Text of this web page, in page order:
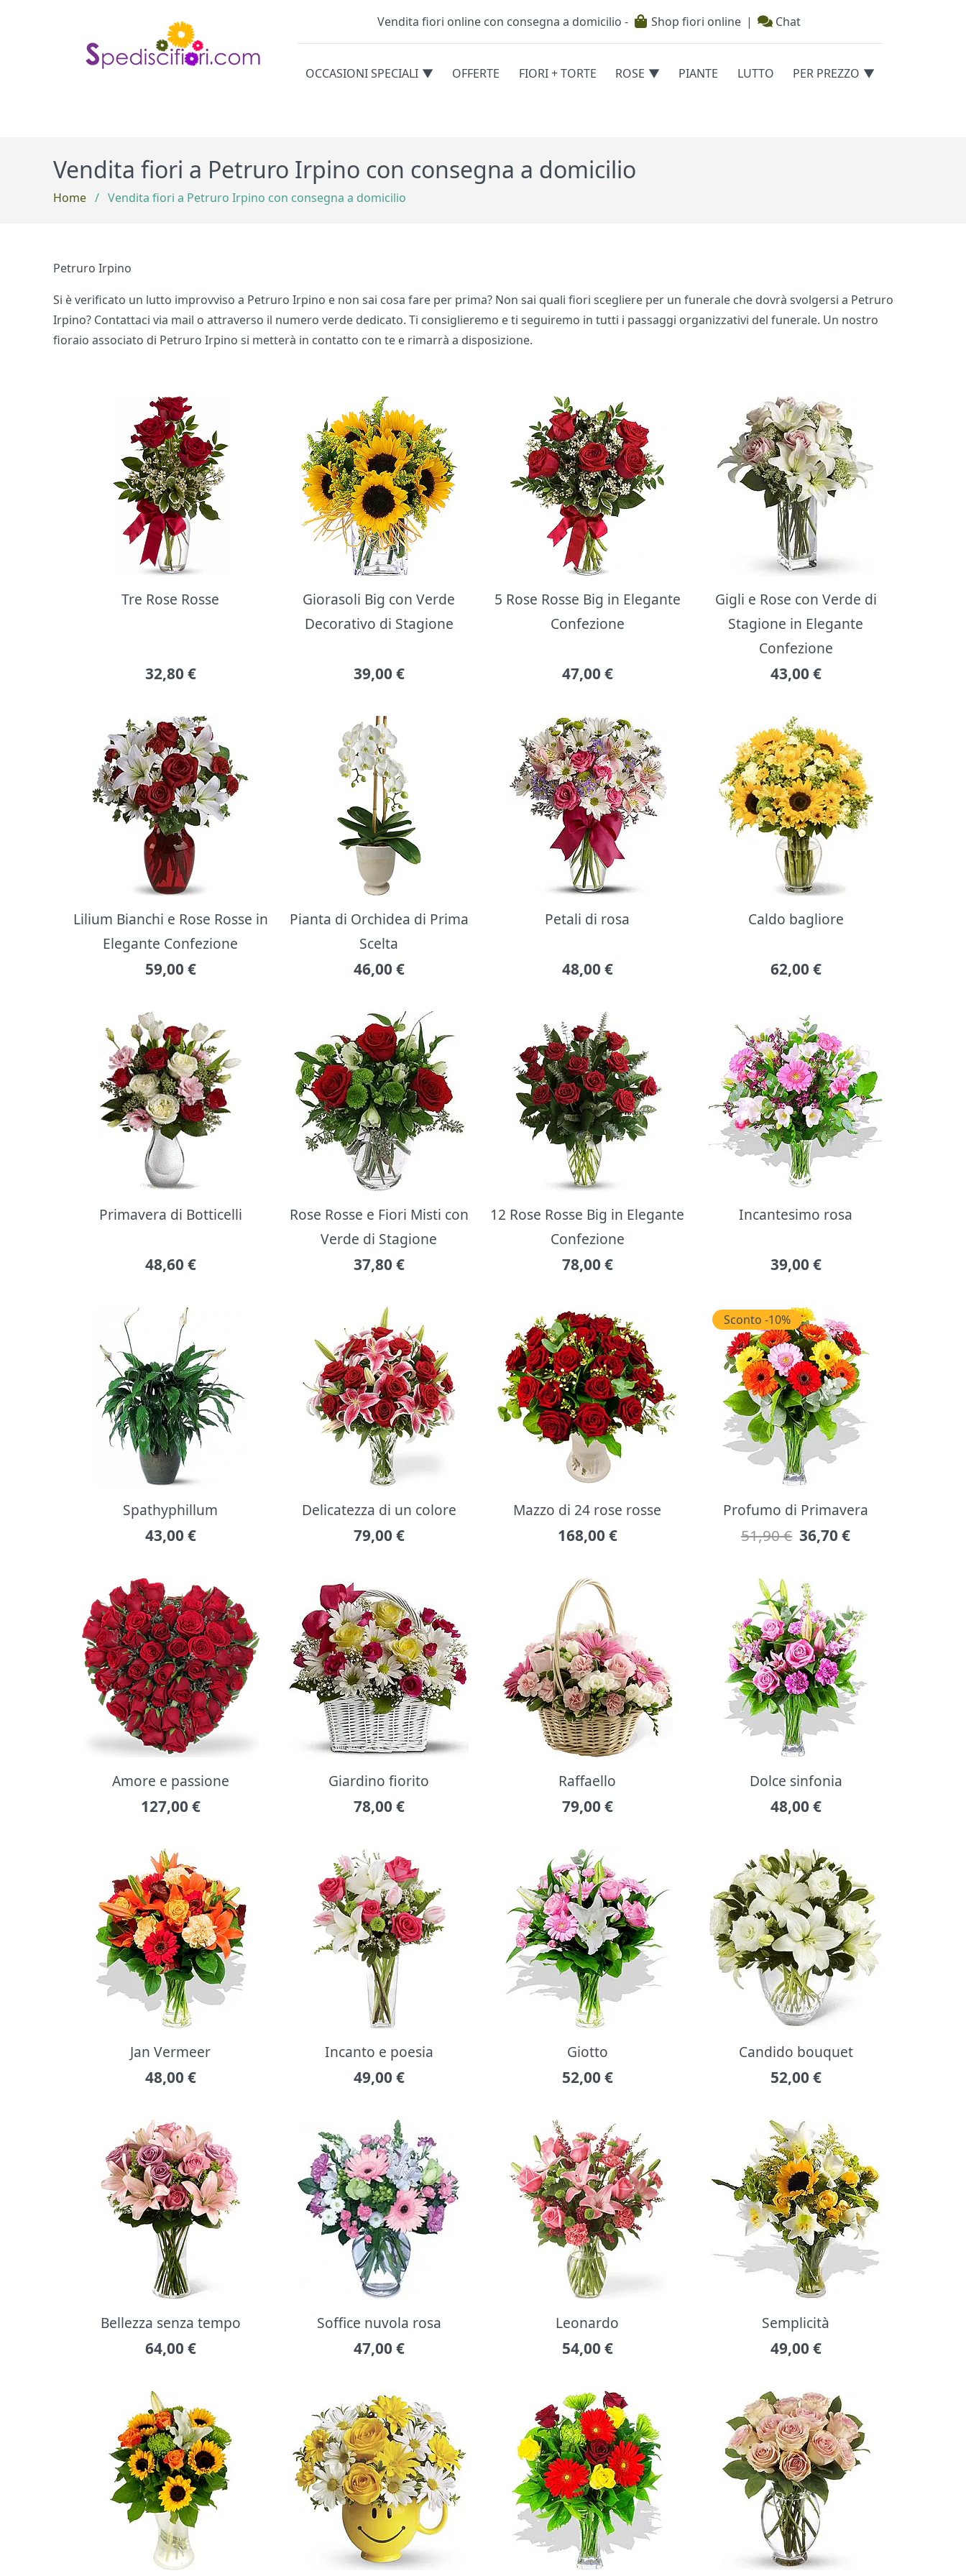
Testata
Vendita fiori online con consegna a domicilio - Shop fiori online | Chat
Categorie
OCCASIONI SPECIALI OFFERTE FIORI + TORTE ROSE PIANTE LUTTO PER PREZZO
Vendita fiori a Petruro Irpino con consegna a domicilio
Home / Vendita fiori a Petruro Irpino con consegna a domicilio
Petruro Irpino
Si è verificato un lutto improvviso a Petruro Irpino e non sai cosa fare per prima? Non sai quali fiori scegliere per un funerale che dovrà svolgersi a Petruro
Irpino? Contattaci via mail o attraverso il numero verde dedicato. Ti consiglieremo e ti seguiremo in tutti i passaggi organizzativi del funerale. Un nostro
fioraio associato di Petruro Irpino si metterà in contatto con te e rimarrà a disposizione.
Bouquet di fiori
Tre Rose Rosse
32,80 €
Giorasoli Big con Verde
Decorativo di Stagione
39,00 €
5 Rose Rosse Big in Elegante
Confezione
47,00 €
Gigli e Rose con Verde di
Stagione in Elegante
Confezione
43,00 €
Lilium Bianchi e Rose Rosse in
Elegante Confezione
59,00 €
Pianta di Orchidea di Prima
Scelta
46,00 €
Petali di rosa
48,00 €
Caldo bagliore
62,00 €
Primavera di Botticelli
48,60 €
Rose Rosse e Fiori Misti con
Verde di Stagione
37,80 €
12 Rose Rosse Big in Elegante
Confezione
78,00 €
Incantesimo rosa
39,00 €
Spathyphillum
43,00 €
Delicatezza di un colore
79,00 €
Mazzo di 24 rose rosse
168,00 €
Profumo di Primavera
51,90 € 36,70 €
Sconto -10%
Amore e passione
127,00 €
Giardino fiorito
78,00 €
Raffaello
79,00 €
Dolce sinfonia
48,00 €
Jan Vermeer
48,00 €
Incanto e poesia
49,00 €
Giotto
52,00 €
Candido bouquet
52,00 €
Bellezza senza tempo
64,00 €
Soffice nuvola rosa
47,00 €
Leonardo
54,00 €
Semplicità
49,00 €